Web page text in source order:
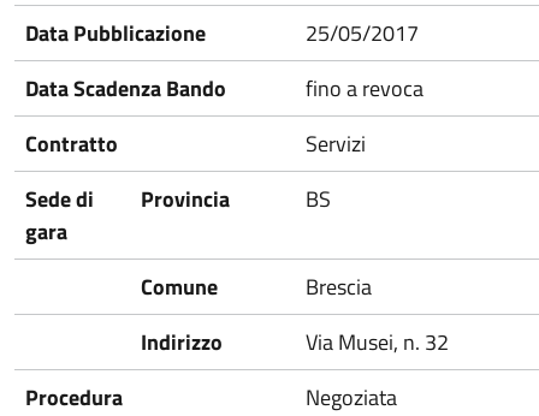
Data Pubblicazione
25/05/2017
Data Scadenza Bando
fino a revoca
Contratto
Servizi
Sede di
gara
Provincia BS
Comune
Brescia
Indirizzo
Via Musei, n. 32
Procedura
Negoziata